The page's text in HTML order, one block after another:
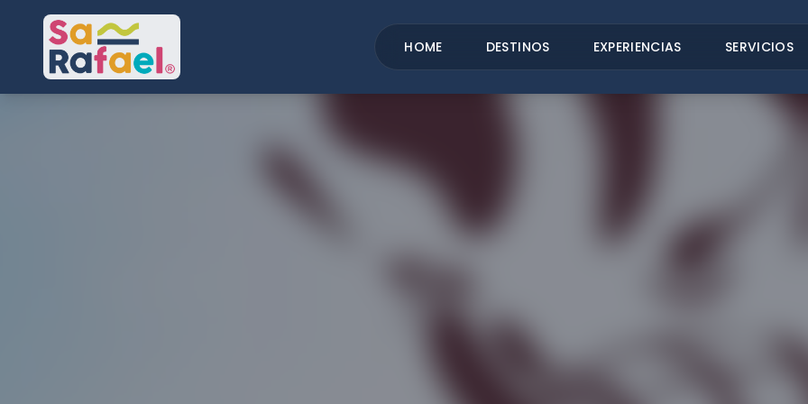
HOME DESTINOS EXPERIENCIAS SERVICIOS